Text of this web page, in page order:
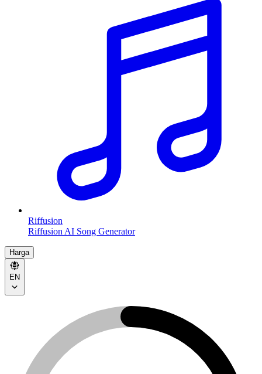
Riffusion
Riffusion AI Song Generator
Harga
EN